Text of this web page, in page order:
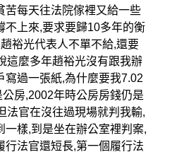
苦每天往法院傢裡又給一些
不上來,要求要歸10多年的衡
裕光代表人不單不給,還要
這麼多年趙裕光沒有跟我辦
寫過一張紙,為什麼要我7.02
房,2002年時公房房錢仍是
法官在沒往過現場就判我輸,
一樣,到是坐在辦公室裡判案,
行法官還短長,第一個履行法